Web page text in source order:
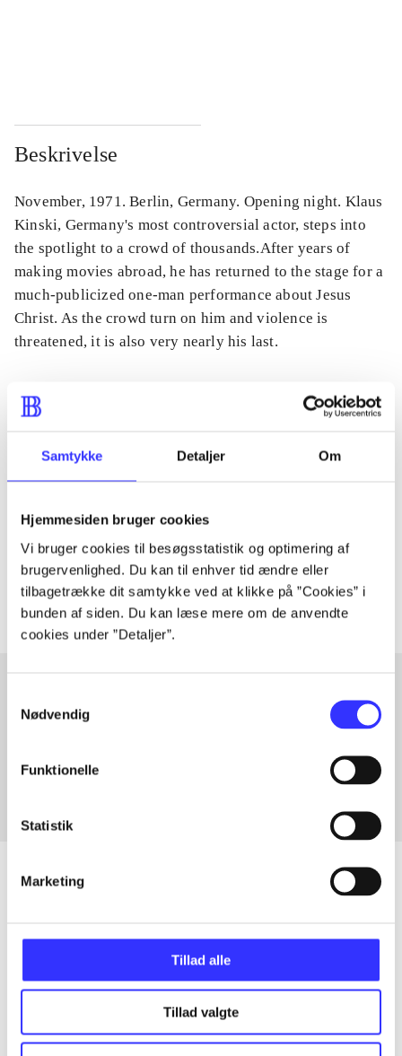
Samtykke Detaljer Om
Hjemmesiden bruger cookies
Vi bruger cookies til besøgsstatistik og optimering af
brugervenlighed. Du kan til enhver tid ændre eller
tilbagetrække dit samtykke ved at klikke på ”Cookies” i
bunden af siden. Du kan læse mere om de anvendte
cookies under ”Detaljer”.
Nødvendig
Funktionelle
Statistik
Marketing
Tillad alle
Tillad valgte
Beskrivelse
November, 1971. Berlin, Germany. Opening night. Klaus
Kinski, Germany's most controversial actor, steps into
the spotlight to a crowd of thousands.After years of
making movies abroad, he has returned to the stage for a
much-publicized one-man performance about Jesus
Christ. As the crowd turn on him and violence is
threatened, it is also very nearly his last.
Artiklen er en del af
lorem ipsum dolor sit amet ...
Tidsskrift
Artiklerne i handler ofte om
Artikler med samme emner
Alle registrerede artikler fordelt på udgivelser